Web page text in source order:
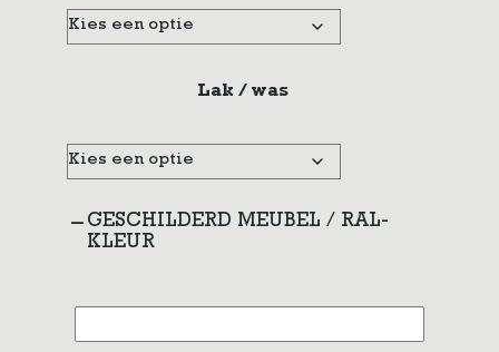
Lak / was
GESCHILDERD MEUBEL / RAL-
KLEUR